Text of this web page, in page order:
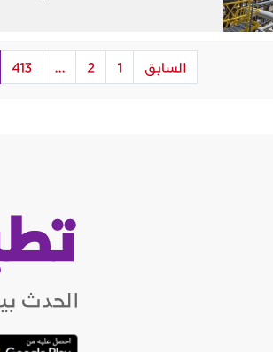
السابق 1
2
...
413
الحدث